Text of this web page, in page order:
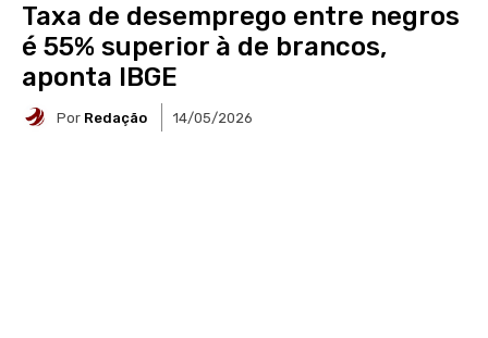
Taxa de desemprego entre negros
é 55% superior à de brancos,
aponta IBGE
Por Redação 14/05/2026